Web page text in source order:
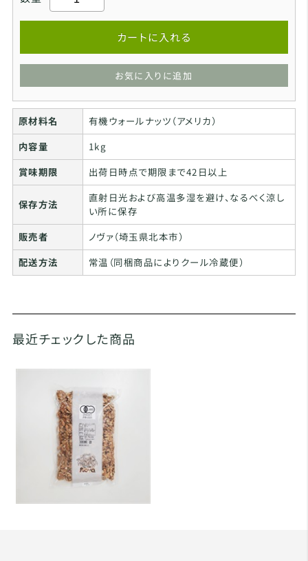
カートに入れる
お気に入りに追加
原材料名
有機ウォールナッツ（アメリカ）
内容量
1kg
賞味期限
出荷日時点で期限まで42日以上
保存方法
直射日光および高温多湿を避け、なるべく涼し
い所に保存
販売者
ノヴァ（埼玉県北本市）
配送方法
常温（同梱商品によりクール冷蔵便）
最近チェックした商品